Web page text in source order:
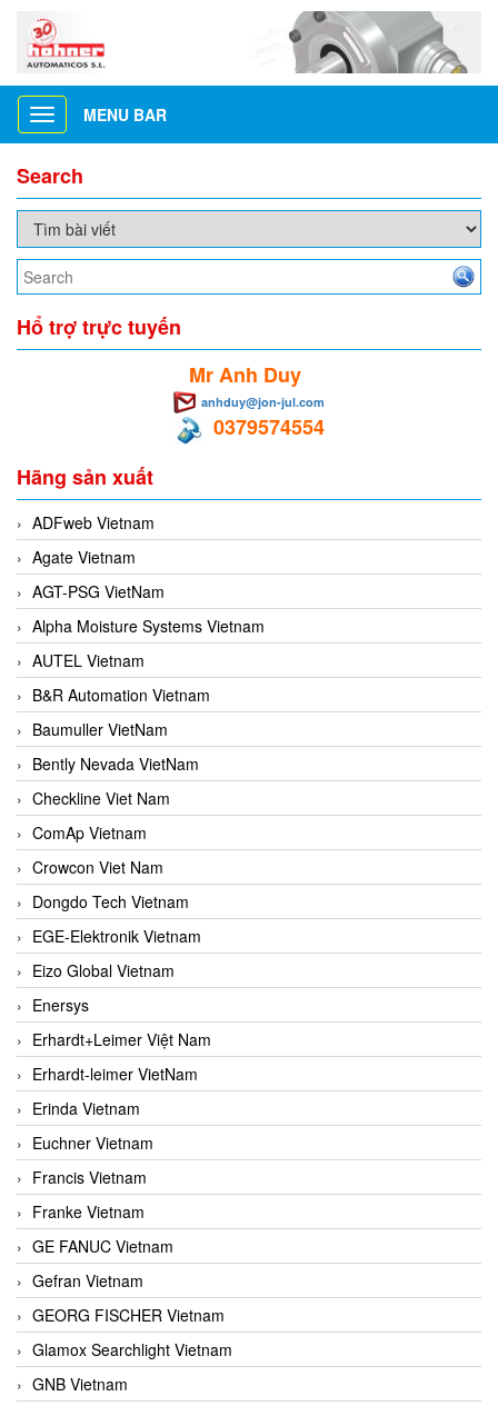
Toggle
navigation
MENU BAR
Search
Hổ trợ trực tuyến
Mr Anh Duy
anhduy@jon-jul.com
0379574554
Hãng sản xuất
ADFweb Vietnam
Agate Vietnam
AGT-PSG VietNam
Alpha Moisture Systems Vietnam
AUTEL Vietnam
B&R Automation Vietnam
Baumuller VietNam
Bently Nevada VietNam
Checkline Viet Nam
ComAp Vietnam
Crowcon Viet Nam
Dongdo Tech Vietnam
EGE-Elektronik Vietnam
Eizo Global Vietnam
Enersys
Erhardt+Leimer Việt Nam
Erhardt-leimer VietNam
Erinda Vietnam
Euchner Vietnam
Francis Vietnam
Franke Vietnam
GE FANUC Vietnam
Gefran Vietnam
GEORG FISCHER Vietnam
Glamox Searchlight Vietnam
GNB Vietnam